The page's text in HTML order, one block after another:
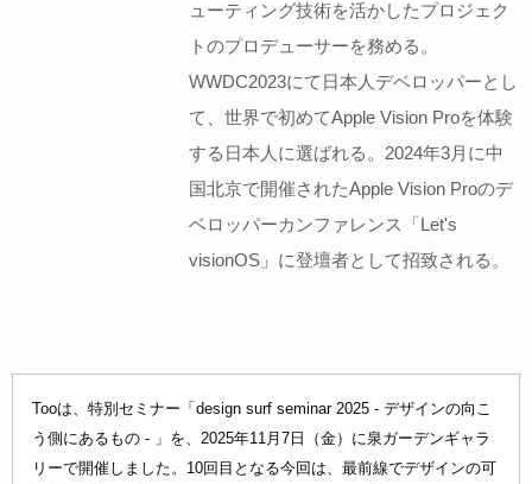
ューティング技術を活かしたプロジェク
トのプロデューサーを務める。
WWDC2023にて日本人デベロッパーとし
て、世界で初めてApple Vision Proを体験
する日本人に選ばれる。2024年3月に中
国北京で開催されたApple Vision Proのデ
ベロッパーカンファレンス「Let's
visionOS」に登壇者として招致される。
Tooは、特別セミナー「design surf seminar 2025 - デザインの向こ
う側にあるもの - 」を、2025年11月7日（金）に泉ガーデンギャラ
リーで開催しました。10回目となる今回は、最前線でデザインの可